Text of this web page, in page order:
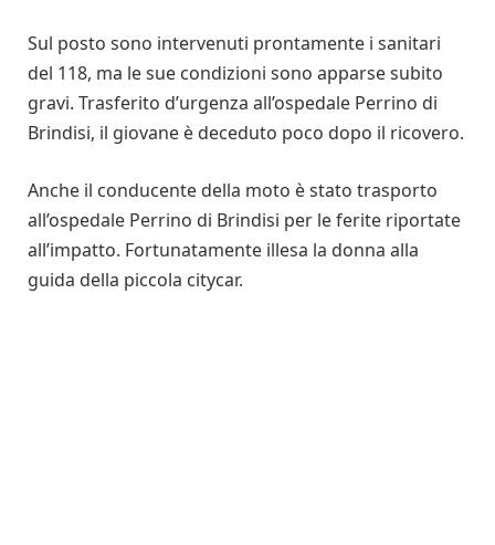
Sul posto sono intervenuti prontamente i sanitari
del 118, ma le sue condizioni sono apparse subito
gravi. Trasferito d’urgenza all’ospedale Perrino di
Brindisi, il giovane è deceduto poco dopo il ricovero.
Anche il conducente della moto è stato trasporto
all’ospedale Perrino di Brindisi per le ferite riportate
all’impatto. Fortunatamente illesa la donna alla
guida della piccola citycar.